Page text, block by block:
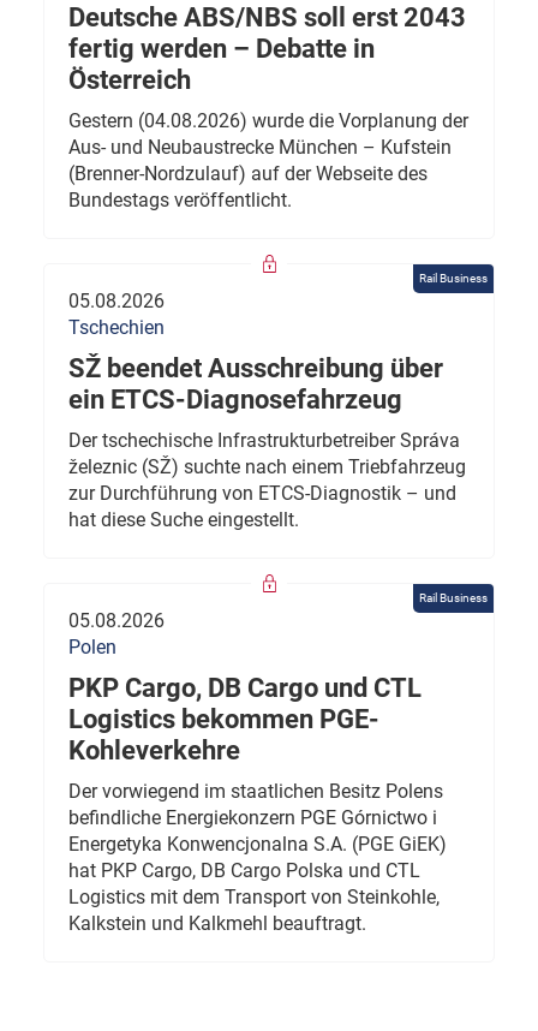
Deutsche ABS/NBS soll erst 2043
fertig werden – Debatte in
Österreich
Gestern (04.08.2026) wurde die Vorplanung der
Aus- und Neubaustrecke München – Kufstein
(Brenner-Nordzulauf) auf der Webseite des
Bundestags veröffentlicht.
Rail Business
05.08.2026
Tschechien
SŽ beendet Ausschreibung über
ein ETCS-Diagnosefahrzeug
Der tschechische Infrastrukturbetreiber Správa
železnic (SŽ) suchte nach einem Triebfahrzeug
zur Durchführung von ETCS-Diagnostik – und
hat diese Suche eingestellt.
Rail Business
05.08.2026
Polen
PKP Cargo, DB Cargo und CTL
Logistics bekommen PGE-
Kohleverkehre
Der vorwiegend im staatlichen Besitz Polens
befindliche Energiekonzern PGE Górnictwo i
Energetyka Konwencjonalna S.A. (PGE GiEK)
hat PKP Cargo, DB Cargo Polska und CTL
Logistics mit dem Transport von Steinkohle,
Kalkstein und Kalkmehl beauftragt.